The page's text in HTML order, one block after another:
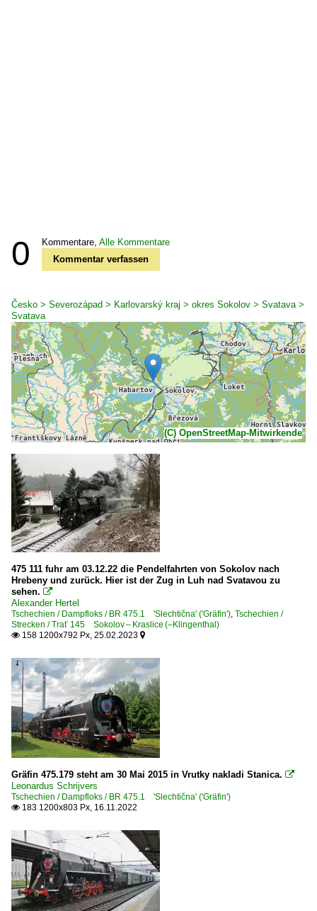
0 Kommentare, Alle Kommentare
Kommentar verfassen
Česko > Severozápad > Karlovarský kraj > okres Sokolov > Svatava >
Svatava
(C) OpenStreetMap-Mitwirkende
475 111 fuhr am 03.12.22 die Pendelfahrten von Sokolov nach
Hrebeny und zurück. Hier ist der Zug in Luh nad Svatavou zu
sehen. 
Alexander Hertel
Tschechien / Dampfloks / BR 475.1 'Slechtična' ('Gräfin') Tschechien /
Strecken / Trať 145 Sokolov – Kraslice (–Klingenthal)
 158 1200x792 Px, 25.02.2023 
Gräfin 475.179 steht am 30 Mai 2015 in Vrutky nakladi Stanica. 
Leonardus Schrijvers
Tschechien / Dampfloks / BR 475.1 'Slechtična' ('Gräfin')
 183 1200x803 Px, 16.11.2022